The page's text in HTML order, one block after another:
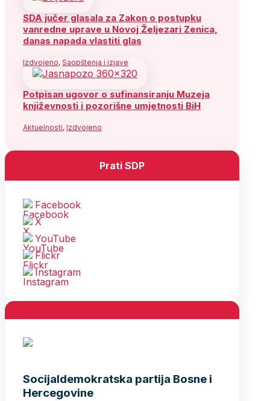
SDA jučer glasala za Zakon o postupku
vanredne uprave u Novoj Željezari Zenica,
danas napada vlastiti glas
Izdvojeno, Saopštenja i izjave
Potpisan ugovor o sufinansiranju Muzeja
književnosti i pozorišne umjetnosti BiH
Aktuelnosti, Izdvojeno
Prati SDP
Facebook
X
YouTube
Flickr
Instagram
Socijaldemokratska partija Bosne i
Hercegovine